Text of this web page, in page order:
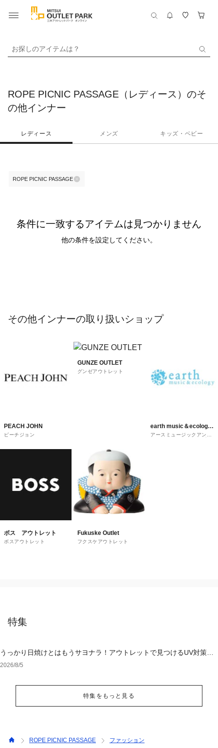
お探しのアイテムは？
ROPE PICNIC PASSAGE（レディース）のそ
の他インナー
レディース メンズ キッズ・ベビー
ROPE PICNIC PASSAGE
条件に一致するアイテムは見つかりません
他の条件を設定してください。
その他インナーの取り扱いショップ
PEACH JOHN
ピーチジョン
GUNZE OUTLET
グンゼアウトレット
earth music＆ecology
super premium store
アースミュージックアンド
ボス アウトレット
ボスアウトレット
Fukuske Outlet
フクスケアウトレット
特集
うっかり日焼けとはもうサヨナラ！アウトレットで見つけるUV対策ウ
ェア
2026/8/5
特集をもっと見る
ROPE PICNIC PASSAGE
ファッション